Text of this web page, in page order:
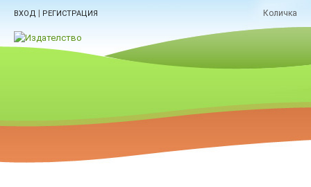
ВХОД | РЕГИСТРАЦИЯ Количка